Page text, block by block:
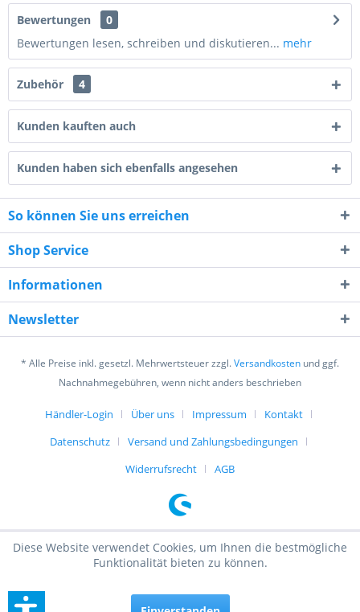
8 - 7 = ?
Ich habe dieDatenschutzerklärunggelesen,
verstanden und stimme zu. *
Mit * gekennzeichnete Felder sind Pflichtfelder.
Senden
Bewertungen
0
Bewertungen lesen, schreiben und diskutieren... mehr
Zubehör 4
Kunden kauften auch
Kunden haben sich ebenfalls angesehen
So können Sie uns erreichen
Shop Service
Informationen
Newsletter
* Alle Preise inkl. gesetzl. Mehrwertsteuer zzgl.Versandkosten und ggf.
Nachnahmegebühren, wenn nicht anders beschrieben
Händler-Login Über uns Impressum
Kontakt
Datenschutz
Versand und Zahlungsbedingungen
Widerrufsrecht
AGB
Diese Website verwendet Cookies, um Ihnen die bestmögliche
Funktionalität bieten zu können.